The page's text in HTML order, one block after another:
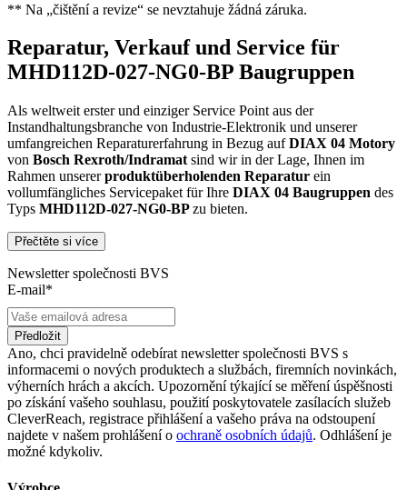
** Na „čištění a revize“ se nevztahuje žádná záruka.
Reparatur, Verkauf und Service für
MHD112D-027-NG0-BP Baugruppen
Als weltweit erster und einziger Service Point aus der
Instandhaltungsbranche von Industrie-Elektronik und unserer
umfangreichen Reparaturerfahrung in Bezug aufDIAX 04 Motory
von Bosch Rexroth/Indramat sind wir in der Lage, Ihnen im
Rahmen unsererproduktüberholenden Reparatur ein
vollumfängliches Servicepaket für Ihre DIAX 04 Baugruppen des
Typs MHD112D-027-NG0-BPzu bieten.
Dies unterscheidet unsere
konventionellen Reparaturen:
oder einem höheren Verschleiß unterliegen
Zertifizierte Reparaturwerkstatt
Austausch aller Komponenten, die als Schwachstellen
identifiziert werden und somit ein Sicherheitsrisiko für die
Maschine und deren Betreiber darstellen
Ausschließliche Verwendung der vom Hersteller oder
Gesetzgeber neuen & zugelassenen Komponenten
Überprüfung aller relevanten Funktionen in Form von
Funktions- und Lasttests
Mit unserer
Přečtěte si více
Newsletter společnosti BVS
E-mail*
Předložit
Ano, chci pravidelně odebírat newsletter společnosti BVS s
informacemi o nových produktech a službách, firemních novinkách,
výherních hrách a akcích. Upozornění týkající se měření úspěšnosti
po získání vašeho souhlasu, použití poskytovatele zasílacích služeb
CleverReach, registrace přihlášení a vašeho práva na odstoupení
najdete v našem prohlášení o ochraně osobních údajů. Odhlášení je
možné kdykoliv.